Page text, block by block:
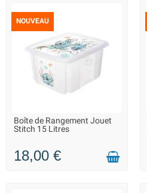
NOUVEAU
LIVRAISON 2 À 3 JOURS
Boîte de Rangement Jouet
Stitch 15 Litres
18,00 €